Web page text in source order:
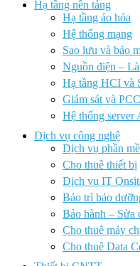
Hạ tầng nền tảng
Hạ tầng ảo hóa
Hệ thống mạng
Sao lưu và bảo
Nguồn điện –
Hạ tầng HCI và
Giám sát và
Hệ thống server
Dịch vụ công nghệ
Dịch vụ phần
Cho thuê thiết bị
Dịch vụ IT
Bảo trì bảo
Bảo hành – Sửa
Cho thuê máy
Cho thuê Data